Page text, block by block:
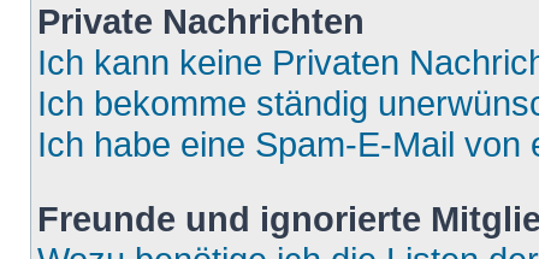
Private Nachrichten
Ich kann keine Privaten
Ich bekomme ständig
Ich habe eine Spam-E-Mail
Freunde und ignorierte